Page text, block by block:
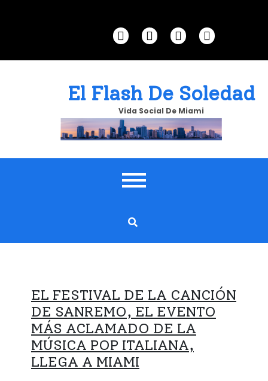
El Flash De Soledad
Vida Social De Miami
EL FESTIVAL DE LA CANCIÓN
DE SANREMO, EL EVENTO
MÁS ACLAMADO DE LA
MÚSICA POP ITALIANA,
LLEGA A MIAMI